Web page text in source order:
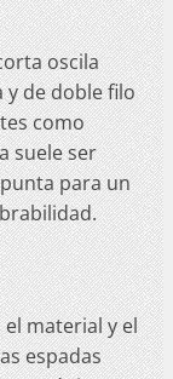
oscila
y de doble filo
como
suele ser
para un
el material y el
espadas